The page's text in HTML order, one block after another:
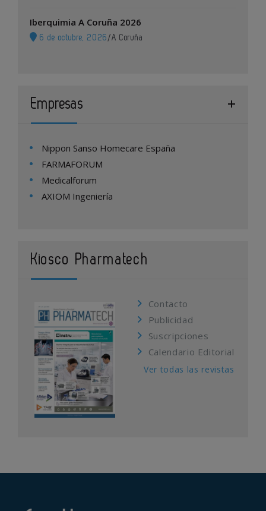
Iberquimia A Coruña 2026
6 de octubre, 2026 /A Coruña
Empresas
Nippon Sanso Homecare España
FARMAFORUM
Medicalforum
AXIOM Ingeniería
Kiosco Pharmatech
Contacto
Publicidad
Suscripciones
Calendario Editorial
Ver todas las revistas